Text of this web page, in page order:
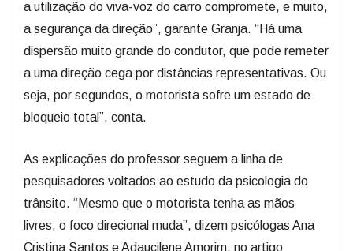
a utilização do viva-voz do carro compromete, e muito,
a segurança da direção”, garante Granja. “Há uma
dispersão muito grande do condutor, que pode remeter
a uma direção cega por distâncias representativas. Ou
seja, por segundos, o motorista sofre um estado de
bloqueio total”, conta.
As explicações do professor seguem a linha de
pesquisadores voltados ao estudo da psicologia do
trânsito. “Mesmo que o motorista tenha as mãos
livres, o foco direcional muda”, dizem psicólogas Ana
Cristina Santos e Adaucilene Amorim, no artigo